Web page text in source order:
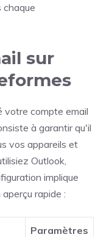
chaque
sur
votre compte email
à garantir qu'il
vos appareils et
Outlook,
implique
rapide :
Paramètres